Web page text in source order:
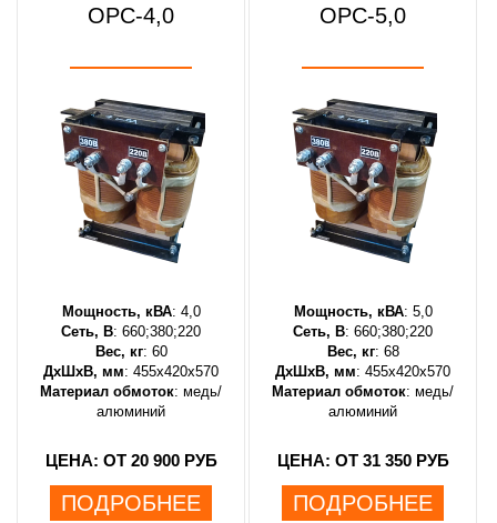
ОРС-4,0
Мощность, кВА: 4,0
Сеть, В: 660;380;220
Вес, кг: 60
ДхШхВ, мм: 455х420х570
Материал обмоток: медь/
алюминий
ЦЕНА: ОТ 20 900 РУБ
ПОДРОБНЕЕ
ОРС-5,0
Мощность, кВА: 5,0
Сеть, В: 660;380;220
Вес, кг: 68
ДхШхВ, мм: 455х420х570
Материал обмоток: медь/
алюминий
ЦЕНА: ОТ 31 350 РУБ
ПОДРОБНЕЕ